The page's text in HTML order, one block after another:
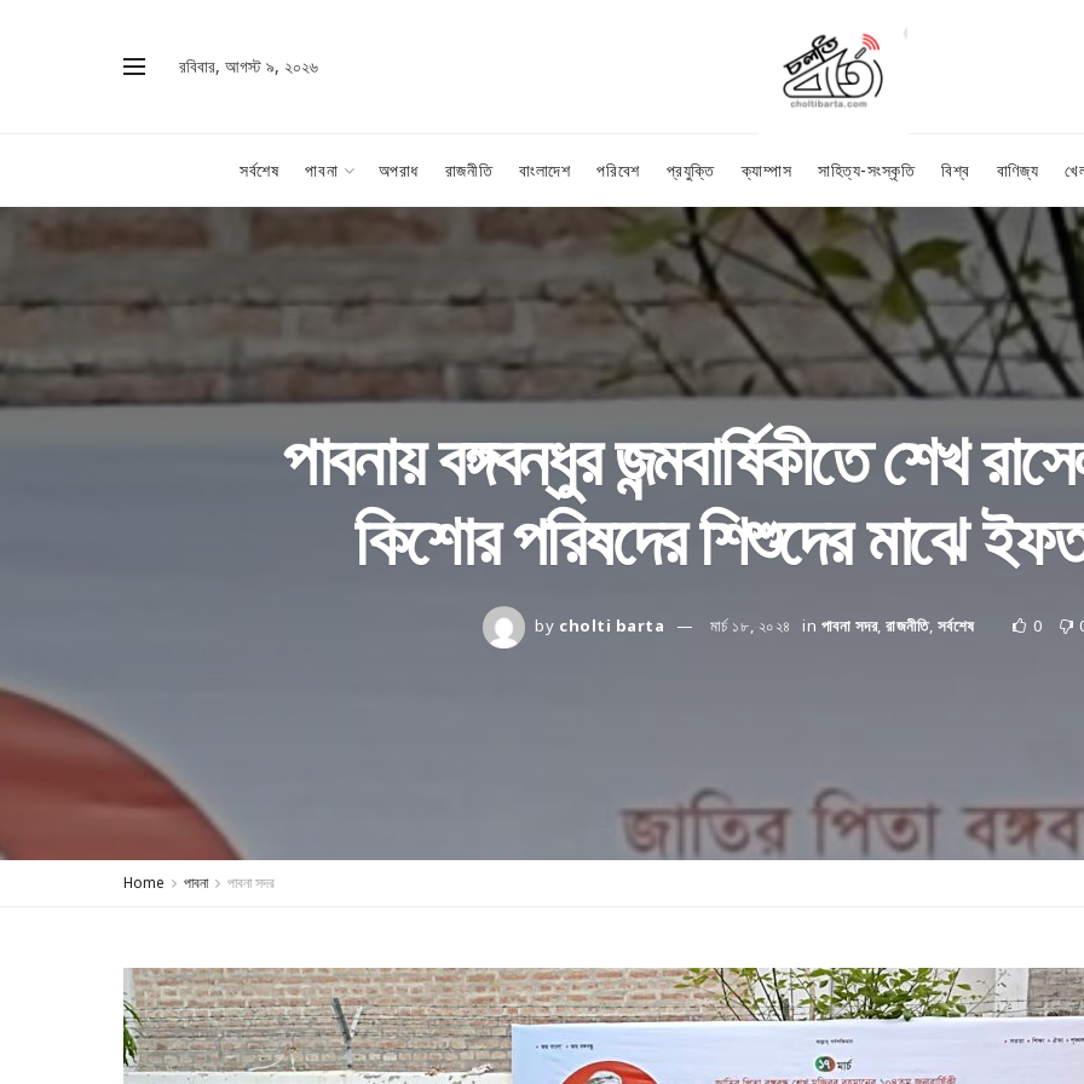
রবিবার, আগস্ট ৯, ২০২৬
সর্বশেষ পাবনা অপরাধ রাজনীতি বাংলাদেশ পরিবেশ প্রযুক্তি ক্যাম্পাস সাহিত্য-সংস্কৃতি বিশ্ব বাণিজ্য
পাবনায় বঙ্গবন্ধুর জন্মবার্ষিকীতে শেখ
কিশোর পরিষদের শিশুদের মাঝে
by cholti barta মার্চ ১৮, ২০২৪ in পাবনা সদর,রাজনীতি, সর্বশেষ 0
Home পাবনা পাবনা সদর